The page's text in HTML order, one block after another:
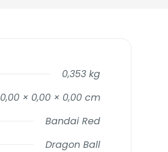
0,353 kg
0,00 × 0,00 × 0,00 cm
Bandai Red
Dragon Ball